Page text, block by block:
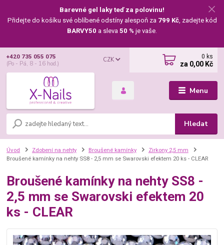
Barevné gel laky teď za polovinu!
Přidejte do košíku své oblíbené odstíny alespoň za 799 Kč, zadejte kód
BARVY50 a sleva 50 % je vaše.
Menu
CZK
Hledat
+420 735 055 075
(Po - Pá, 8 - 16 hod.)
0 ks
za 0,00 Kč
Úvod Zdobení na nehty Broušené kamínky
Zirkony 2,5 mm
Broušené kamínky na nehty SS8 - 2,5 mm se Swarovski efektem 20 ks - CLEAR
Broušené kamínky na nehty SS8 -
2,5 mm se Swarovski efektem 20
ks - CLEAR